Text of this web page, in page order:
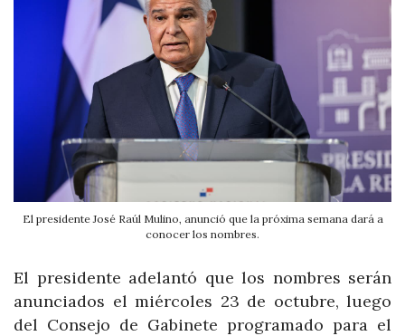
El presidente José Raúl Mulino, anunció que la próxima semana dará a
conocer los nombres.
El presidente adelantó que los nombres serán
anunciados el miércoles 23 de octubre, luego
del Consejo de Gabinete programado para el